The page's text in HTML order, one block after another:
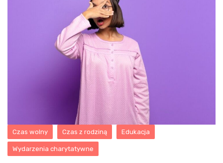
Czas wolny Czas z rodziną Edukacja
Wydarzenia charytatywne